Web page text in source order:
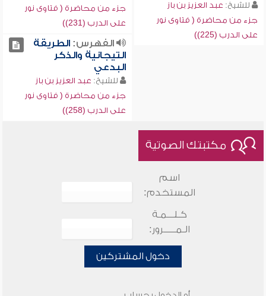
للشيخ: عبد العزيز بن باز
جزء من محاضرة ( فتاوى نور
على الدرب (225))
جزء من محاضرة ( فتاوى نور
على الدرب (231))
الفهرس:الطريقة
التيجانية والذكر
البدعي
للشيخ: عبد العزيز بن باز
جزء من محاضرة ( فتاوى نور
على الدرب (258))
مكتبتك الصوتية
اسم
المستخدم:
كـلـــمـة
الـمـــــرور:
دخول المشتركين